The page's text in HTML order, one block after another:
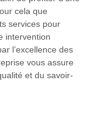
cela que
services pour
intervention
l’excellence des
vous assure
et du savoir-